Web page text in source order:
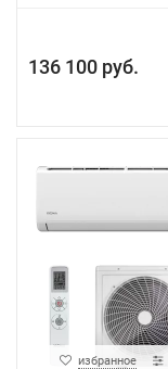
136 100 руб.
избранное